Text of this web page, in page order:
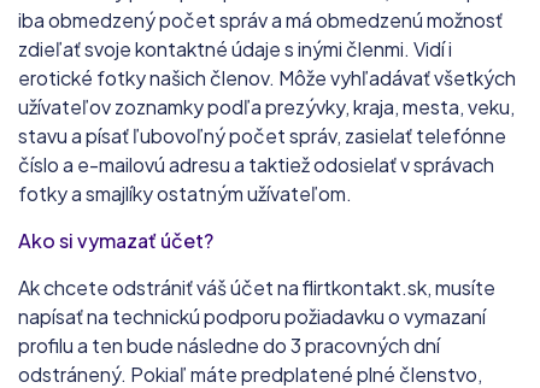
iba obmedzený počet správ a má obmedzenú možnosť
zdieľať svoje kontaktné údaje s inými členmi. Vidí i
erotické fotky našich členov. Môže vyhľadávať všetkých
užívateľov zoznamky podľa prezývky, kraja, mesta, veku,
stavu a písať ľubovoľný počet správ, zasielať telefónne
číslo a e-mailovú adresu a taktiež odosielať v správach
fotky a smajlíky ostatným užívateľom.
Ako si vymazať účet?
Ak chcete odstrániť váš účet na flirtkontakt.sk, musíte
napísať na technickú podporu požiadavku o vymazaní
profilu a ten bude následne do 3 pracovných dní
odstránený. Pokiaľ máte predplatené plné členstvo,